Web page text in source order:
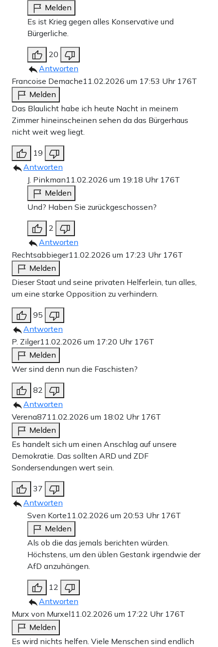
Melden
Es ist Krieg gegen alles Konservative und
Bürgerliche.
20
Antworten
Francoise Demache11.02.2026 um 17:53 Uhr 176T
Melden
Das Blaulicht habe ich heute Nacht in meinem
Zimmer hineinscheinen sehen da das Bürgerhaus
nicht weit weg liegt.
19
Antworten
J. Pinkman11.02.2026 um 19:18 Uhr 176T
Melden
Und? Haben Sie zurückgeschossen?
2
Antworten
Rechtsabbieger11.02.2026 um 17:23 Uhr 176T
Melden
Dieser Staat und seine privaten Helferlein, tun alles,
um eine starke Opposition zu verhindern.
95
Antworten
P. Zilger11.02.2026 um 17:20 Uhr 176T
Melden
Wer sind denn nun die Faschisten?
82
Antworten
Verena8711.02.2026 um 18:02 Uhr 176T
Melden
Es handelt sich um einen Anschlag auf unsere
Demokratie. Das sollten ARD und ZDF
Sondersendungen wert sein.
37
Antworten
Sven Korte11.02.2026 um 20:53 Uhr 176T
Melden
Als ob die das jemals berichten würden.
Höchstens, um den üblen Gestank irgendwie der
AfD anzuhängen.
12
Antworten
Murx von Murxel11.02.2026 um 17:22 Uhr 176T
Melden
Es wird nichts helfen. Viele Menschen sind endlich